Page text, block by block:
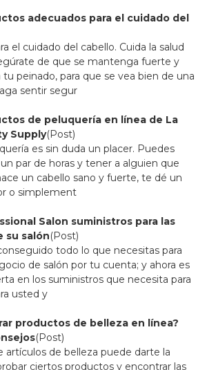
adecuados para el cuidado del
el cuidado del cabello. Cuida la salud
de que se mantenga fuerte y
tu peinado, para que se vea bien de una
sentir segur
de peluquería en línea de La
Supply(Post)
es sin duda un placer. Puedes
par de horas y tener a alguien que
un cabello sano y fuerte, te dé un
o simplement
Salon suministros para las
su salón(Post)
todo lo que necesitas para
de salón por tu cuenta; y ahora es
en los suministros que necesita para
usted y
productos de belleza en línea?
(Post)
artículos de belleza puede darte la
ciertos productos y encontrar las